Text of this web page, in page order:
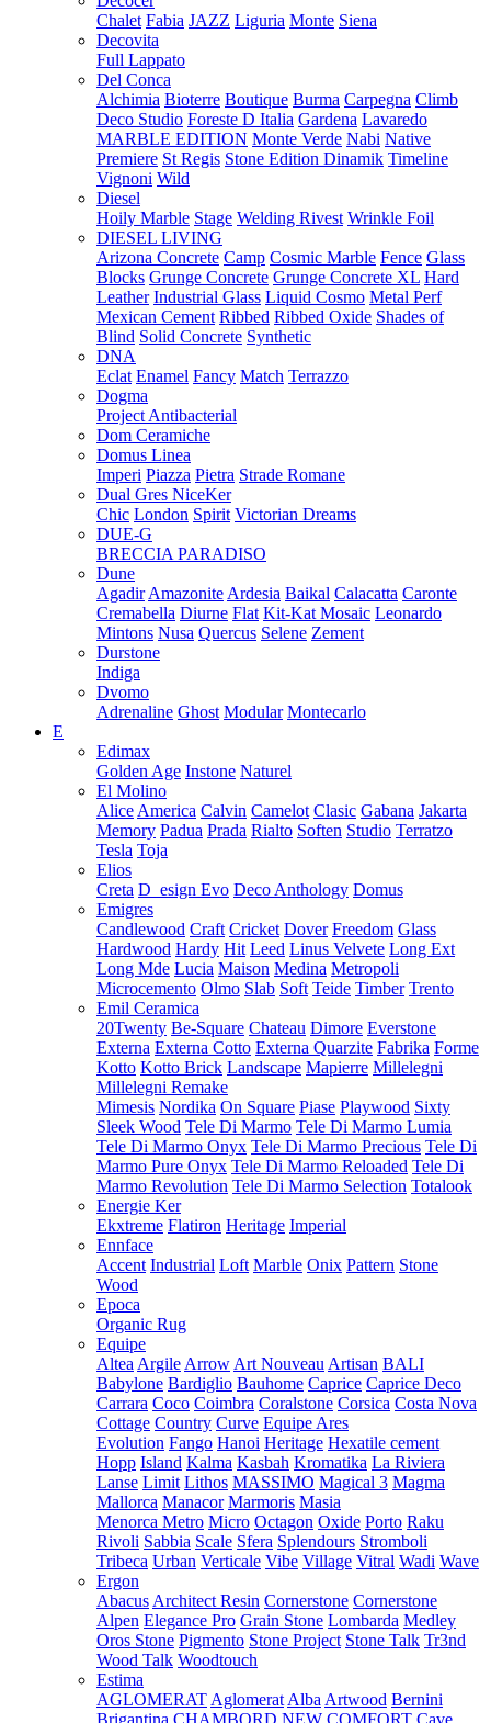
Chalet Fabia JAZZ Liguria Monte Siena
Decovita
Full Lappato
Del Conca
Alchimia Bioterre Boutique Burma Carpegna Climb
Deco Studio Foreste D Italia Gardena Lavaredo
MARBLE EDITION Monte Verde Nabi Native
Premiere St Regis Stone Edition Dinamik Timeline
Vignoni Wild
Diesel
Hoily Marble Stage Welding Rivest Wrinkle Foil
DIESEL LIVING
Arizona Concrete Camp Cosmic Marble Fence Glass
Blocks Grunge Concrete Grunge Concrete XL Hard
Leather Industrial Glass Liquid Cosmo Metal Perf
Mexican Cement Ribbed Ribbed Oxide Shades of
Blind Solid Concrete Synthetic
DNA
Eclat Enamel Fancy Match Terrazzo
Dogma
Project Antibacterial
Dom Ceramiche
Domus Linea
Imperi Piazza Pietra Strade Romane
Dual Gres NiceKer
Chic London Spirit Victorian Dreams
DUE-G
BRECCIA PARADISO
Dune
Agadir Amazonite Ardesia Baikal Calacatta Caronte
Cremabella Diurne Flat Kit-Kat Mosaic Leonardo
Mintons Nusa Quercus Selene Zement
Durstone
Indiga
Dvomo
Adrenaline Ghost Modular Montecarlo
E
Edimax
Golden Age Instone Naturel
El Molino
Alice America Calvin Camelot Clasic Gabana Jakarta
Memory Padua Prada Rialto Soften Studio Terratzo
Tesla Toja
Elios
Creta D_esign Evo Deco Anthology Domus
Emigres
Candlewood Craft Cricket Dover Freedom Glass
Hardwood Hardy Hit Leed Linus Velvete Long Ext
Long Mde Lucia Maison Medina Metropoli
Microcemento Olmo Slab Soft Teide Timber Trento
Emil Ceramica
20Twenty Be-Square Chateau Dimore Everstone
Externa Externa Cotto Externa Quarzite Fabrika Forme
Kotto Kotto Brick Landscape Mapierre Millelegni
Millelegni Remake
Mimesis Nordika On Square Piase Playwood Sixty
Sleek Wood Tele Di Marmo Tele Di Marmo Lumia
Tele Di Marmo Onyx Tele Di Marmo Precious Tele Di
Marmo Pure Onyx Tele Di Marmo Reloaded Tele Di
Marmo Revolution Tele Di Marmo Selection Totalook
Energie Ker
Ekxtreme Flatiron Heritage Imperial
Ennface
Accent Industrial Loft Marble Onix Pattern Stone
Wood
Epoca
Organic Rug
Equipe
Altea Argile Arrow Art Nouveau Artisan BALI
Babylone Bardiglio Bauhome Caprice Caprice Deco
Carrara Coco Coimbra Coralstone Corsica Costa Nova
Cottage Country Curve Equipe Ares
Evolution Fango Hanoi Heritage Hexatile cement
Hopp Island Kalma Kasbah Kromatika La Riviera
Lanse Limit Lithos MASSIMO Magical 3 Magma
Mallorca Manacor Marmoris Masia
Menorca Metro Micro Octagon Oxide Porto Raku
Rivoli Sabbia Scale Sfera Splendours Stromboli
Tribeca Urban Verticale Vibe Village Vitral Wadi Wave
Ergon
Abacus Architect Resin Cornerstone Cornerstone
Alpen Elegance Pro Grain Stone Lombarda Medley
Oros Stone Pigmento Stone Project Stone Talk Tr3nd
Wood Talk Woodtouch
Estima
AGLOMERAT Aglomerat Alba Artwood Bernini